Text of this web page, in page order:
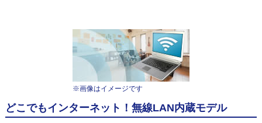
※画像はイメージです
どこでもインターネット！無線LAN内蔵モデル